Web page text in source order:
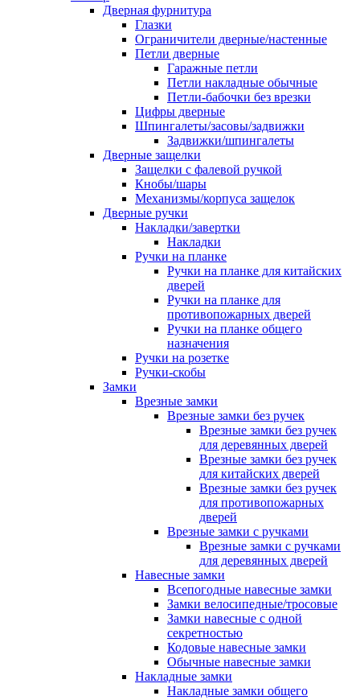
Дверная фурнитура
Глазки
Ограничители дверные/настенные
Петли дверные
Гаражные петли
Петли накладные обычные
Петли-бабочки без врезки
Цифры дверные
Шпингалеты/засовы/задвижки
Задвижки/шпингалеты
Дверные защелки
Защелки с фалевой ручкой
Кнобы/шары
Механизмы/корпуса защелок
Дверные ручки
Накладки/завертки
Накладки
Ручки на планке
Ручки на планке для китайских
дверей
Ручки на планке для
противопожарных дверей
Ручки на планке общего
назначения
Ручки на розетке
Ручки-скобы
Замки
Врезные замки
Врезные замки без ручек
Врезные замки без ручек
для деревянных дверей
Врезные замки без ручек
для китайских дверей
Врезные замки без ручек
для противопожарных
дверей
Врезные замки с ручками
Врезные замки с ручками
для деревянных дверей
Навесные замки
Всепогодные навесные замки
Замки велосипедные/тросовые
Замки навесные с одной
секретностью
Кодовые навесные замки
Обычные навесные замки
Накладные замки
Накладные замки общего